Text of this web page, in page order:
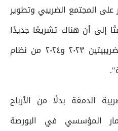
المجتمع الضريبي وتطوير
إلى أن هناك تشريعًا جديدًا
يسمح باستفادة الفترتين الضريبيتين ٢٠٢٣ و٢٠٢٤ من نظام
الدمغة بدلًا من الأرباح
المؤسسي في البورصة